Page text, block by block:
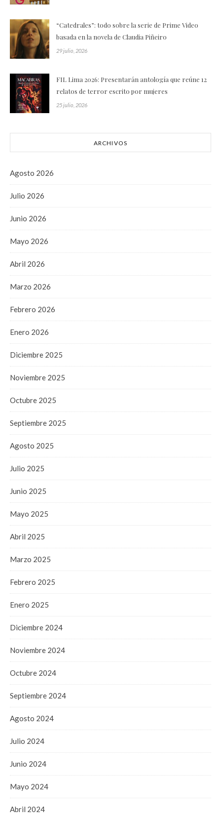
“Catedrales”: todo sobre la serie de Prime Video
basada en la novela de Claudia Piñeiro
29 julio, 2026
FIL Lima 2026: Presentarán antología que reúne 12
relatos de terror escrito por mujeres
25 julio, 2026
ARCHIVOS
Agosto 2026
Julio 2026
Junio 2026
Mayo 2026
Abril 2026
Marzo 2026
Febrero 2026
Enero 2026
Diciembre 2025
Noviembre 2025
Octubre 2025
Septiembre 2025
Agosto 2025
Julio 2025
Junio 2025
Mayo 2025
Abril 2025
Marzo 2025
Febrero 2025
Enero 2025
Diciembre 2024
Noviembre 2024
Octubre 2024
Septiembre 2024
Agosto 2024
Julio 2024
Junio 2024
Mayo 2024
Abril 2024